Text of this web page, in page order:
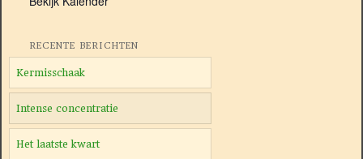
RECENTE BERICHTEN
Kermisschaak
Intense concentratie
Het laatste kwart